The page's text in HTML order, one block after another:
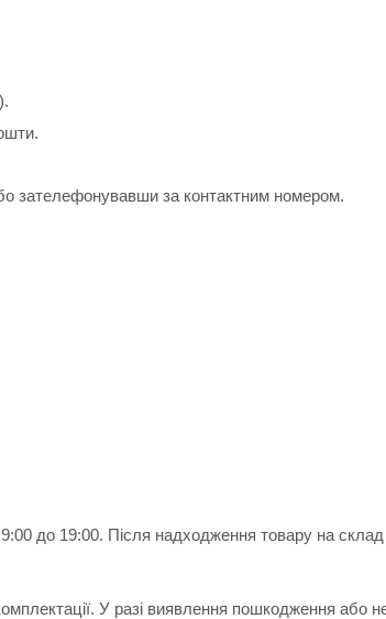
зателефонувавши за контактним номером.
до 19:00. Після надходження товару на
У разі виявлення пошкодження або